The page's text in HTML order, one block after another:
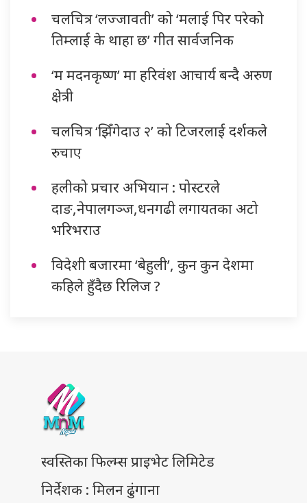
चलचित्र ‘लज्जावती’ को ‘मलाई पिर परेको
तिम्लाई के थाहा छ’ गीत सार्वजनिक
‘म मदनकृष्ण’ मा हरिवंश आचार्य बन्दै अरुण
क्षेत्री
चलचित्र ‘झिँगेदाउ २’ को टिजरलाई दर्शकले
रुचाए
हलीको प्रचार अभियान : पोस्टरले
दाङ,नेपालगञ्ज,धनगढी लगायतका अटो
भरिभराउ
विदेशी बजारमा ‘बेहुली’, कुन कुन देशमा
कहिले हुँदैछ रिलिज ?
स्वस्तिका फिल्म्स प्राइभेट लिमिटेड
निर्देशक : मिलन ढुंगाना